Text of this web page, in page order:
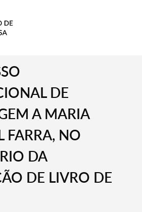
DE
A MARIA
FARRA, NO
DA
DE LIVRO DE